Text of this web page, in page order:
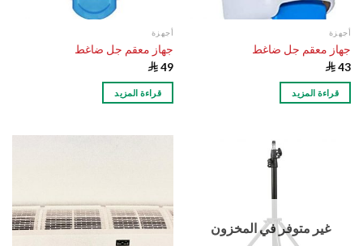
أجهزة
جهاز معقم جل ضاغط
 43
قراءة المزيد
أجهزة
جهاز معقم جل ضاغط
 49
قراءة المزيد
غير متوفر في المخزون